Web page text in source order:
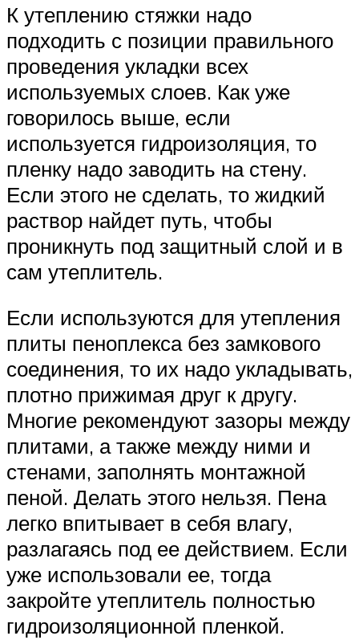
К утеплению стяжки надо
подходить с позиции правильного
проведения укладки всех
используемых слоев. Как уже
говорилось выше, если
используется гидроизоляция, то
пленку надо заводить на стену.
Если этого не сделать, то жидкий
раствор найдет путь, чтобы
проникнуть под защитный слой и в
сам утеплитель.
Если используются для утепления
плиты пеноплекса без замкового
соединения, то их надо укладывать,
плотно прижимая друг к другу.
Многие рекомендуют зазоры между
плитами, а также между ними и
стенами, заполнять монтажной
пеной. Делать этого нельзя. Пена
легко впитывает в себя влагу,
разлагаясь под ее действием. Если
уже использовали ее, тогда
закройте утеплитель полностью
гидроизоляционной пленкой.